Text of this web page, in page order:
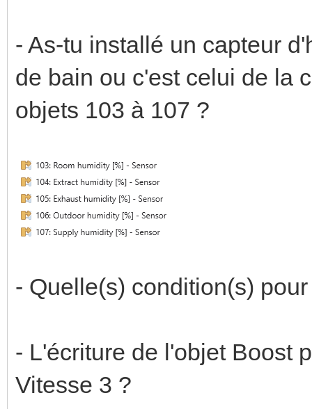
- As-tu installé un capteur
de bain ou c'est celui de la
objets 103 à 107 ?
- Quelle(s) condition(s)
- L'écriture de l'objet Boost
Vitesse 3 ?